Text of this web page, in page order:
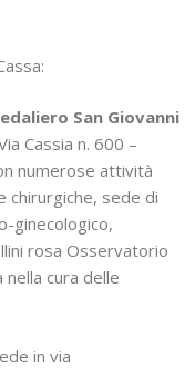
San Giovanni
Cassia n. 600 –
numerose attività
chirurgiche, sede di
ginecologico,
rosa Osservatorio
cura delle
in via